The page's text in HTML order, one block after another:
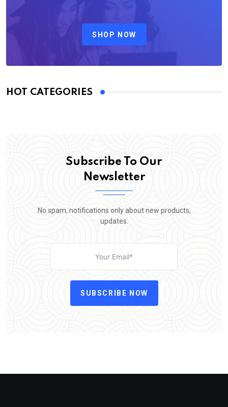
SHOP NOW
HOT CATEGORIES
Subscribe To Our
Newsletter
No spam, notifications only about new products,
updates.
SUBSCRIBE NOW